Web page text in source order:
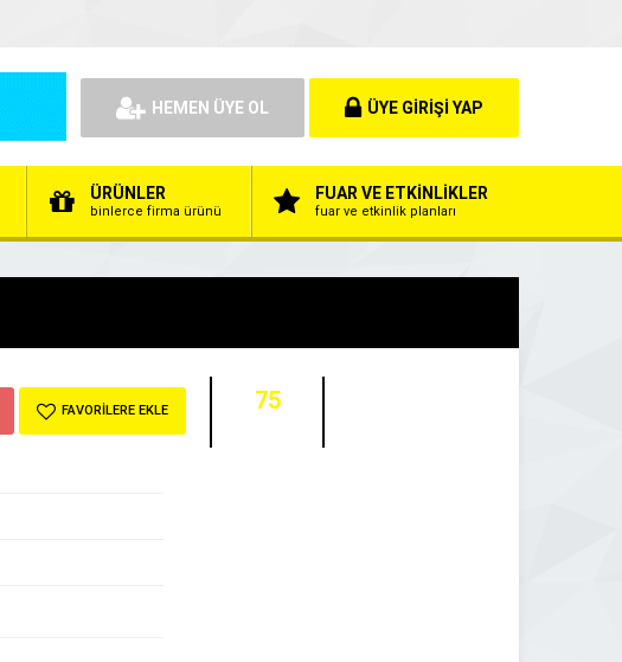
HEMEN ÜYE OL ÜYE GİRİŞİ YAP
ÜRÜNLER
binlerce firma ürünü
FUAR VE ETKİNLİKLER
fuar ve etkinlik planları
FAVORİLERE EKLE 75